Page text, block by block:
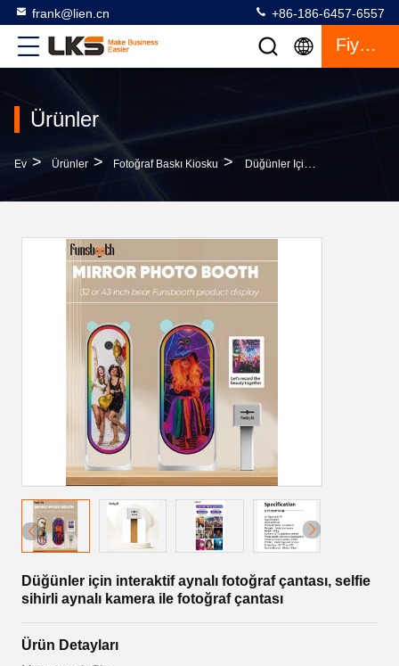
frank@lien.cn +86-186-6457-6557
Fiyat Teklifi
Ürünler
Ev > Ürünler > Fotoğraf Baskı Kiosku > Düğünler Için Interaktif Aynalı Fotoğraf Çantası, Selfie Sihirli Aynalı Kamera Ile Fotoğraf Çantası
Düğünler için interaktif aynalı fotoğraf çantası, selfie
sihirli aynalı kamera ile fotoğraf çantası
Ürün Detayları